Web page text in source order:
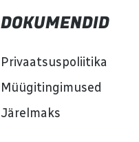
DOKUMENDID
Privaatsuspoliitika
Müügitingimused
Järelmaks